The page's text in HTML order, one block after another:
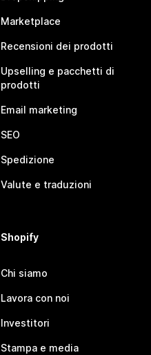
Marketplace
Recensioni dei prodotti
Upselling e pacchetti di
prodotti
Email marketing
SEO
Spedizione
Valute e traduzioni
Shopify
Chi siamo
Lavora con noi
Investitori
Stampa e media